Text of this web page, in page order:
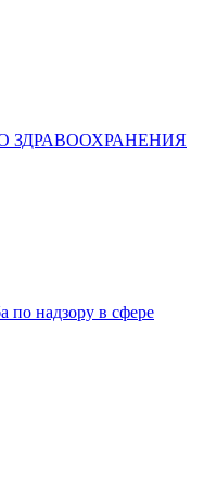
ЗДРАВООХРАНЕНИЯ
по надзору в сфере